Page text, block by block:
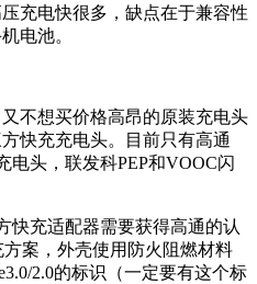
充电快很多，缺点在于兼容性
电池。
不想买价格高昂的原装充电头
快充充电头。目前只有高通
电头，联发科PEP和VOOC闪
快充适配器需要获得高通的认
案，外壳使用防火阻燃材料
2.0的标识（一定要有这个标